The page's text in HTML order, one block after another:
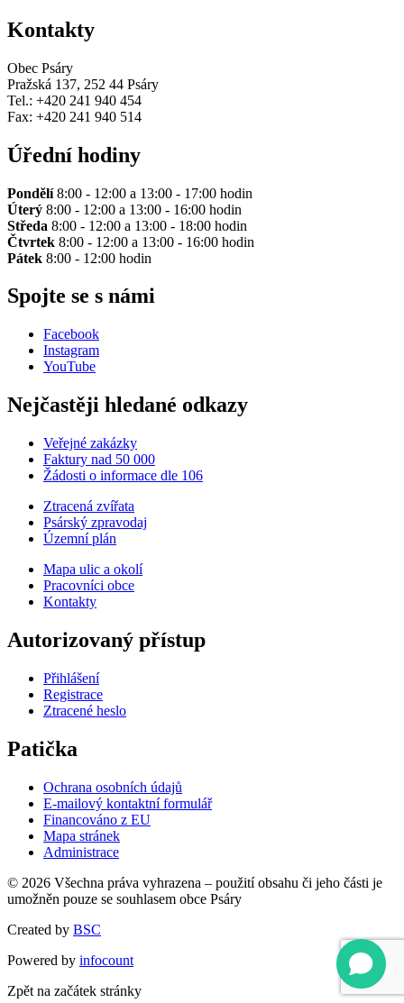
Kontakty
Obec Psáry
Pražská 137, 252 44 Psáry
Tel.: +420 241 940 454
Fax: +420 241 940 514
Úřední hodiny
Pondělí8:00 - 12:00 a 13:00 - 17:00 hodin
Úterý 8:00 - 12:00 a 13:00 - 16:00 hodin
Středa 8:00 - 12:00 a 13:00 - 18:00 hodin
Čtvrtek 8:00 - 12:00 a 13:00 - 16:00 hodin
Pátek 8:00 - 12:00 hodin
Spojte se s námi
Facebook
Instagram
YouTube
Nejčastěji hledané odkazy
Veřejné zakázky
Faktury nad 50 000
Žádosti o informace dle 106
Ztracená zvířata
Psárský zpravodaj
Územní plán
Mapa ulic a okolí
Pracovníci obce
Kontakty
Autorizovaný přístup
Přihlášení
Registrace
Ztracené heslo
Patička
Ochrana osobních údajů
E-mailový kontaktní formulář
Financováno z EU
Mapa stránek
Administrace
© 2026 Všechna práva vyhrazena – použití obsahu či jeho části je
umožněn pouze se souhlasem obce Psáry
Created by BSC
Powered by infocount
Zpět na začátek stránky